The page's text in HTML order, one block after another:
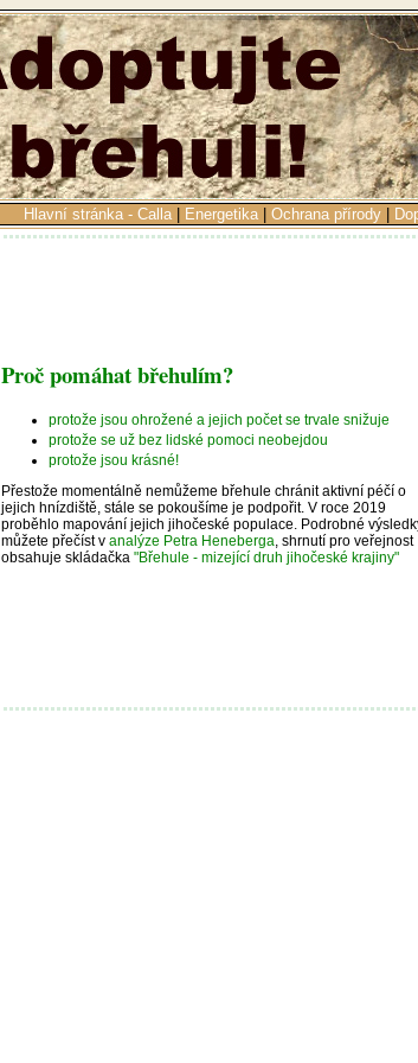
Hlavní stránka - Calla| Energetika| Ochrana přírody
Proč pomáhat břehulím?
protože jsou ohrožené a jejich počet se trvale snižuje
protože se už bez lidské pomoci neobejdou
protože jsou krásné!
Přestože momentálně nemůžeme břehule chránit aktivní péčí o
jejich hnízdiště, stále se pokoušíme je podpořit. V roce 2019
proběhlo mapování jejich jihočeské populace. Podrobné
můžete přečíst v analýze Petra Heneberga , shrnutí pro veřejnost
obsahuje skládačka "Břehule - mizející druh jihočeské krajiny"